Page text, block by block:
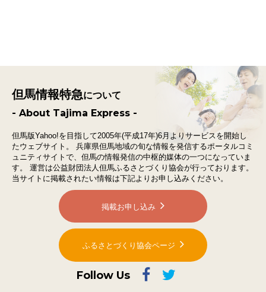
但馬情報特急について
- About Tajima Express -
但馬版Yahoo!を目指して2005年(平成17年)6月よりサービスを開始し
たウェブサイト。
兵庫県但馬地域の旬な情報を発信するポータルコミ
ュニティサイトで、 但馬の情報発信の中枢的媒体の一つになっていま
す。
運営は公益財団法人但馬ふるさとづくり協会が行っております。
当サイトに掲載されたい情報は下記よりお申し込みください。
掲載お申し込み
ふるさとづくり協会ページ
Follow Us